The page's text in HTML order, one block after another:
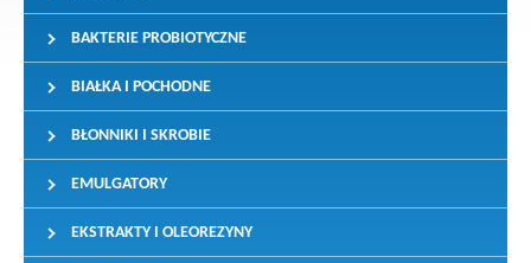
BAKTERIE PROBIOTYCZNE
BIAŁKA I POCHODNE
BŁONNIKI I SKROBIE
EMULGATORY
EKSTRAKTY I OLEOREZYNY